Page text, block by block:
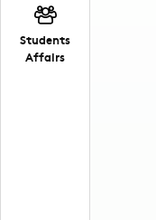
Students
Affairs